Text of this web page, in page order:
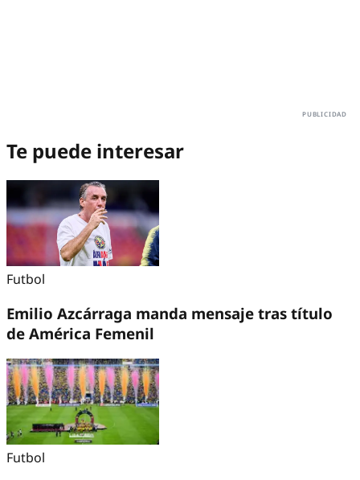
Te puede interesar
Futbol
Emilio Azcárraga manda mensaje tras título
de América Femenil
Futbol